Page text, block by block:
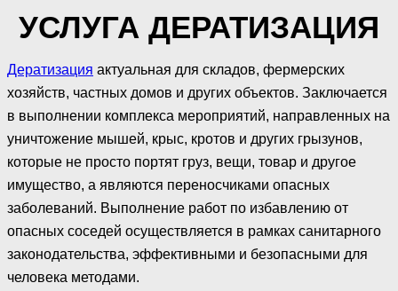
УСЛУГА ДЕРАТИЗАЦИЯ
Дератизация актуальная для складов, фермерских
хозяйств, частных домов и других объектов. Заключается
в выполнении комплекса мероприятий, направленных на
уничтожение мышей, крыс, кротов и других грызунов,
которые не просто портят груз, вещи, товар и другое
имущество, а являются переносчиками опасных
заболеваний. Выполнение работ по избавлению от
опасных соседей осуществляется в рамках санитарного
законодательства, эффективными и безопасными для
человека методами.